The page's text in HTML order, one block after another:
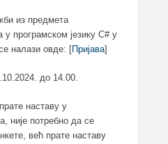
из предмета
програмском језику C# у
налази овде: [Пријава]
до 14.00.
наставу у
није потребно да се
већ прате наставу